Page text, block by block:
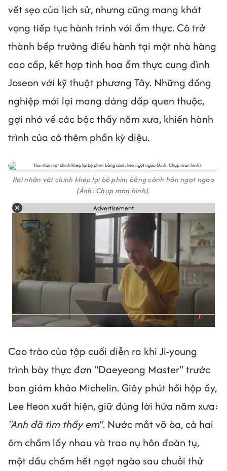
vết sẹo của lịch sử, nhưng cũng mang khát
vọng tiếp tục hành trình với ẩm thực. Cô trở
thành bếp trưởng điều hành tại một nhà hàng
cao cấp, kết hợp tinh hoa ẩm thực cung đình
Joseon với kỹ thuật phương Tây. Những đồng
nghiệp mới lại mang dáng dấp quen thuộc,
gợi nhớ về các bậc thầy năm xưa, khiến hành
trình của cô thêm phần kỳ diệu.
Hai nhân vật chính khép lại bộ phim bằng cảnh hôn ngọt ngào
(Ảnh: Chụp màn hình).
Advertisement
Cao trào của tập cuối diễn ra khi Ji-young
trình bày thực đơn "Daeyeong Master" trước
ban giám khảo Michelin. Giây phút hồi hộp ấy,
Lee Heon xuất hiện, giữ đúng lời hứa năm xưa:
"Anh đã tìm thấy em". Nước mắt vỡ òa, cả hai
ôm chầm lấy nhau và trao nụ hôn đoàn tụ,
một dấu chấm hết ngọt ngào sau chuỗi thử